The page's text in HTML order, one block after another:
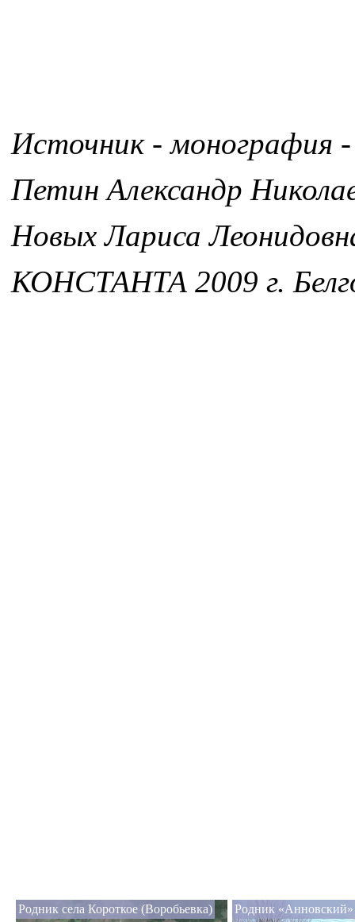
Источник - монография -
Петин Александр
Новых Лариса
КОНСТАНТА 2009 г.
Родник села Короткое (Воробьевка) Родник